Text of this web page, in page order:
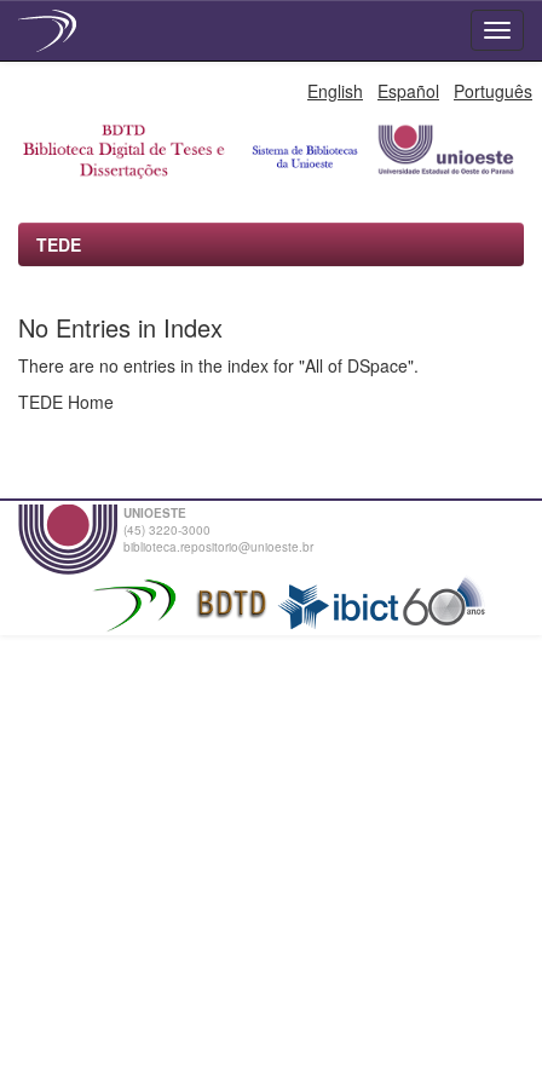
English Español Português
TEDE
No Entries in Index
There are no entries in the index for "All of DSpace".
TEDE Home
UNIOESTE
(45) 3220-3000
biblioteca.repositorio@unioeste.br